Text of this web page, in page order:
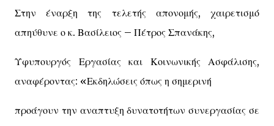
Στην έναρξη της τελετής απονομής, χαιρετισμό
απηύθυνε ο κ. Βασίλειος – Πέτρος Σπανάκης,
Υφυπουργός Εργασίας και Κοινωνικής Ασφάλισης,
αναφέροντας: «Εκδηλώσεις όπως η σημερινή
προάγουν την αναπτυξη δυνατοτήτων συνεργασίας σε